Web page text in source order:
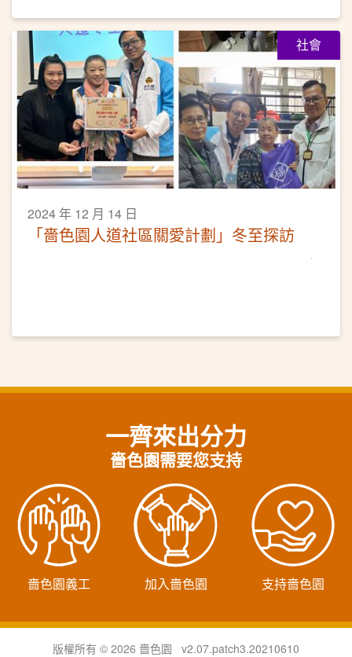
社會
2024 年 12 月 14 日
「嗇色園人道社區關愛計劃」冬至探訪
一齊來出分力
嗇色園需要您支持
嗇色園義工 加入嗇色園 支持嗇色園
版權所有 © 2026 嗇色園 v2.07.patch3.20210610